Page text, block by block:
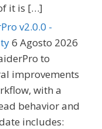
it is […]
v2.0.0 -
6 Agosto 2026
to
improvements
with a
behavior and
includes: